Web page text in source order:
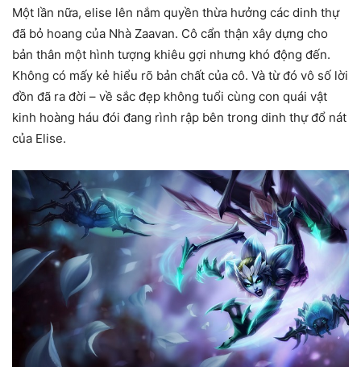
Một lần nữa, elise lên nắm quyền thừa hưởng các dinh thự
đã bỏ hoang của Nhà Zaavan. Cô cẩn thận xây dựng cho
bản thân một hình tượng khiêu gợi nhưng khó động đến.
Không có mấy kẻ hiểu rõ bản chất của cô. Và từ đó vô số lời
đồn đã ra đời – về sắc đẹp không tuổi cùng con quái vật
kinh hoàng háu đói đang rình rập bên trong dinh thự đổ nát
của Elise.